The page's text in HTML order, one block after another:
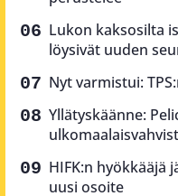
Lukon kaksosilta
löysivät uuden
Nyt varmistui:
Yllätyskäänne:
HIFK:n hyökkääjä
uusi osoite